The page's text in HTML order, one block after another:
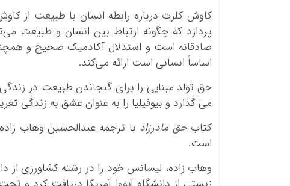
کاوش کلرت درباره رابطه انسان با طبیعت از
پردازد که چگونه ارتباط بین انسان و طبیعت
صادقانه است و استدلال آکادمیک صحیح و
اساساً انسانی است ارائه می‌کند.
حق تولد مبنایی را برای گنجاندن طبیعت در
می گذارد و بیوفیلیا را به عنوان عشق به زندگی
کتابحق مادرزاد با ترجمه عبدالحسین وهاب
است.
وهاب زاده، لیسانس خود را در رشته کشاورزی از